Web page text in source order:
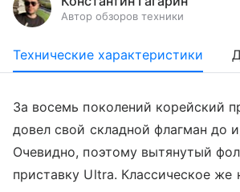
Автор обзоров техники
Технические характеристики
За восемь поколений корейский
довел свой складной флагман до
Очевидно, поэтому вытянутый
приставку Ultra. Классическое же